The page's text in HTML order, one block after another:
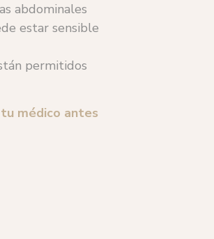
abdominales
estar sensible
permitidos
médico antes